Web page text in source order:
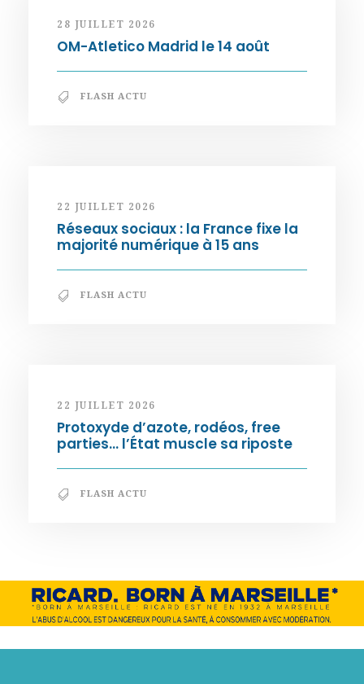
28 JUILLET 2026
OM-Atletico Madrid le 14 août
FLASH ACTU
22 JUILLET 2026
Réseaux sociaux : la France fixe la
majorité numérique à 15 ans
FLASH ACTU
22 JUILLET 2026
Protoxyde d’azote, rodéos, free
parties… l’État muscle sa riposte
FLASH ACTU